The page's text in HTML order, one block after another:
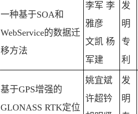
一种基于SOA和
WebService的数据迁
移方法
李军 李
雅彦
文凯 杨
军建
发
明
专
利
基于GPS增强的
GLONASS RTK定位
姚宜斌
许超钤
发
明